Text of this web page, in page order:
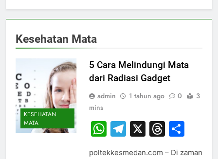
Kesehatan Mata
KESEHATAN
MATA
5 Cara Melindungi Mata
dari Radiasi Gadget
admin 1 tahun ago 0
3
mins
WhatsApp
Telegram
X
poltekkesmedan.com – Di zaman